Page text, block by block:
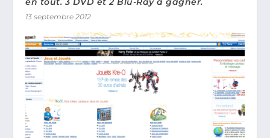
13 septembre 2012